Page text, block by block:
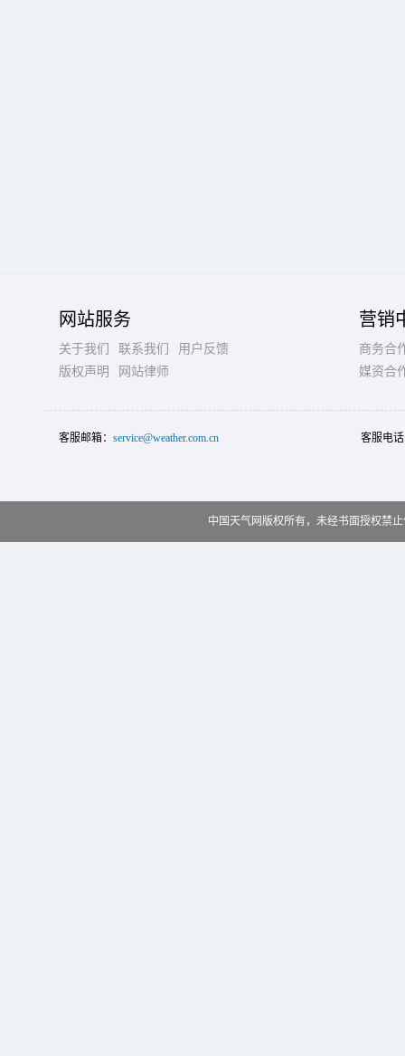
网站服务
关于我们 联系我们
用户反馈
版权声明
网站律师
营销
商务合
媒资合
客服邮箱： service@weather.com.cn 客服电
中国天气网版权所有，未经书面授权